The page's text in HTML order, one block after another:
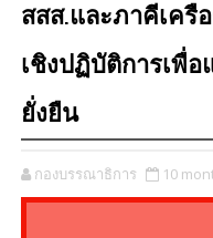
สสส.และภาคีเครื
เชิงปฏิบัติการเพื่
ยั่งยืน
กองบรรณาธิการ 10